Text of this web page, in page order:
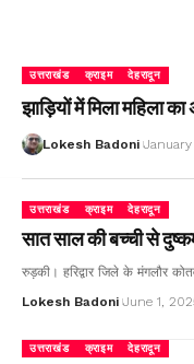
उत्तराखंड क्राइम देहरादून
झाड़ियों में मिला महिला
Lokesh Badoni
उत्तराखंड क्राइम देहरादून
सात साल की बच्ची से
रुड़की। हरिद्वार जिले के मंगलौर
Lokesh Badoni June 1,
उत्तराखंड क्राइम देहरादून